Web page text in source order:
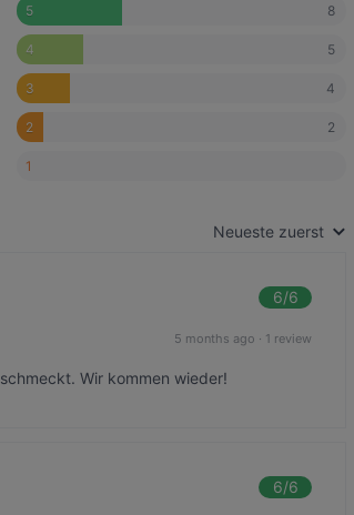
5 8
4 5
3 4
2 2
1
Neueste zuerst
6/6
5 months ago · 1 review
Wir kommen wieder!
6/6